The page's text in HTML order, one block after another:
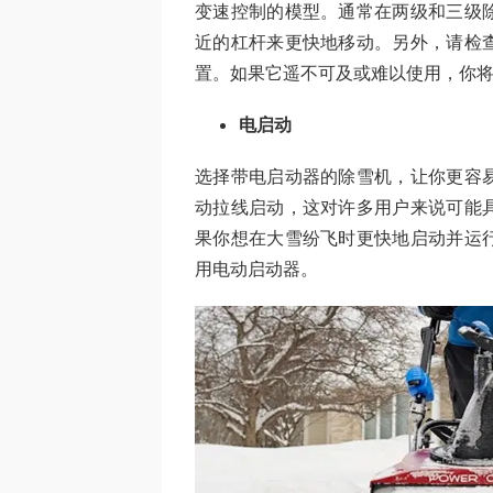
变速控制的模型。通常在两级和三级
近的杠杆来更快地移动。另外，请检
置。如果它遥不可及或难以使用，你
电启动
选择带电启动器的除雪机，让你更容
动拉线启动，这对许多用户来说可能
果你想在大雪纷飞时更快地启动并运
用电动启动器。